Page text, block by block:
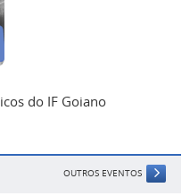
do IF Goiano
OUTROS EVENTOS